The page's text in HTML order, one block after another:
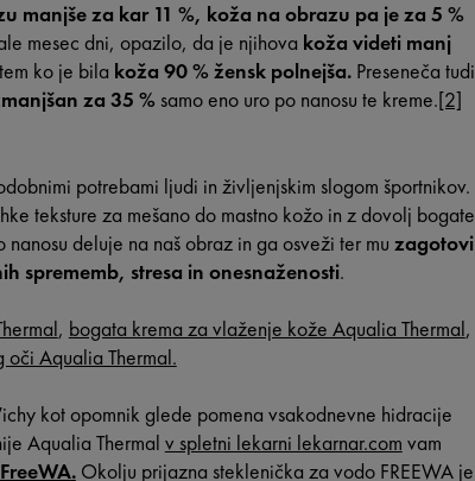
manjše za kar 11 %, koža na obrazu pa je za 5 %
mesec dni, opazilo, da je njihova koža videti manj
ko je bila koža 90 % žensk polnejša.Preseneča tudi
za 35 % samo eno uro po nanosu te kreme.[2]
potrebami ljudi in življenjskim slogom športnikov.
teksture za mešano do mastno kožo in z dovolj bogate
deluje na naš obraz in ga osveži ter mu zagotovi
sprememb, stresa in onesnaženosti.
, bogata krema za vlaženje kože Aqualia Thermal,
Aqualia Thermal.
kot opomnik glede pomena vsakodnevne hidracije
Aqualia Thermal v spletni lekarni lekarnar.com vam
FreeWA.Okolju prijazna steklenička za vodo FREEWA je